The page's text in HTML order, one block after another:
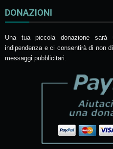
DONAZIONI
Una tua piccola donazione
indipendenza e ci consentirà di non
messaggi pubblicitari.